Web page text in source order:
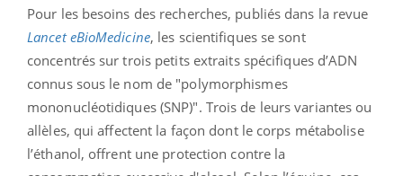
Pour les besoins des recherches, publiés dans la revue
Lancet eBioMedicine, les scientifiques se sont
concentrés sur trois petits extraits spécifiques d’ADN
connus sous le nom de "polymorphismes
mononucléotidiques (SNP)". Trois de leurs variantes ou
allèles, qui affectent la façon dont le corps métabolise
l’éthanol, offrent une protection contre la